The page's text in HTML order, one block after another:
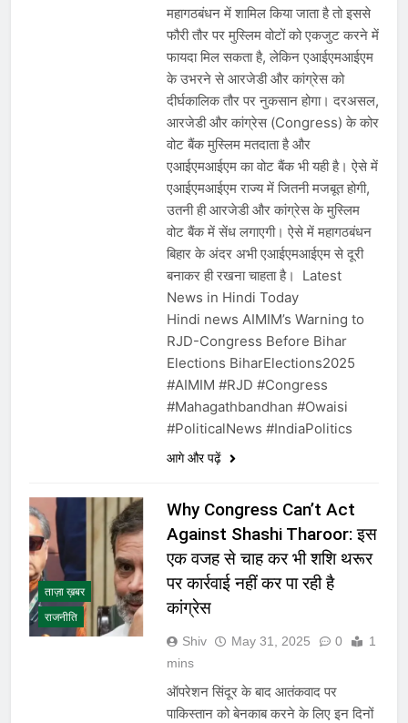
महागठबंधन में शामिल किया जाता है तो इससे
फौरी तौर पर मुस्लिम वोटों को एकजुट करने में
फायदा मिल सकता है, लेकिन एआईएमआईएम
के उभरने से आरजेडी और कांग्रेस को
दीर्घकालिक तौर पर नुकसान होगा। दरअसल,
आरजेडी और कांग्रेस (Congress) के कोर
वोट बैंक मुस्लिम मतदाता है और
एआईएमआईएम का वोट बैंक भी यही है। ऐसे में
एआईएमआईएम राज्य में जितनी मजबूत होगी,
उतनी ही आरजेडी और कांग्रेस के मुस्लिम
वोट बैंक में सेंध लगाएगी। ऐसे में महागठबंधन
बिहार के अंदर अभी एआईएमआईएम से दूरी
बनाकर ही रखना चाहता है। Latest
News in Hindi Today
Hindi news AIMIM’s Warning to
RJD-Congress Before Bihar
Elections BiharElections2025
#AIMIM #RJD #Congress
#Mahagathbandhan #Owaisi
#PoliticalNews #IndiaPolitics
आगे और पढ़ें
ताज़ा ख़बर
राजनीति
Why Congress Can’t Act
Against Shashi Tharoor: इस
एक वजह से चाह कर भी शशि थरूर
पर कार्रवाई नहीं कर पा रही है
कांग्रेस
Shiv May 31, 2025 0
1
mins
ऑपरेशन सिंदूर के बाद आतंकवाद पर
पाकिस्तान को बेनकाब करने के लिए इन दिनों